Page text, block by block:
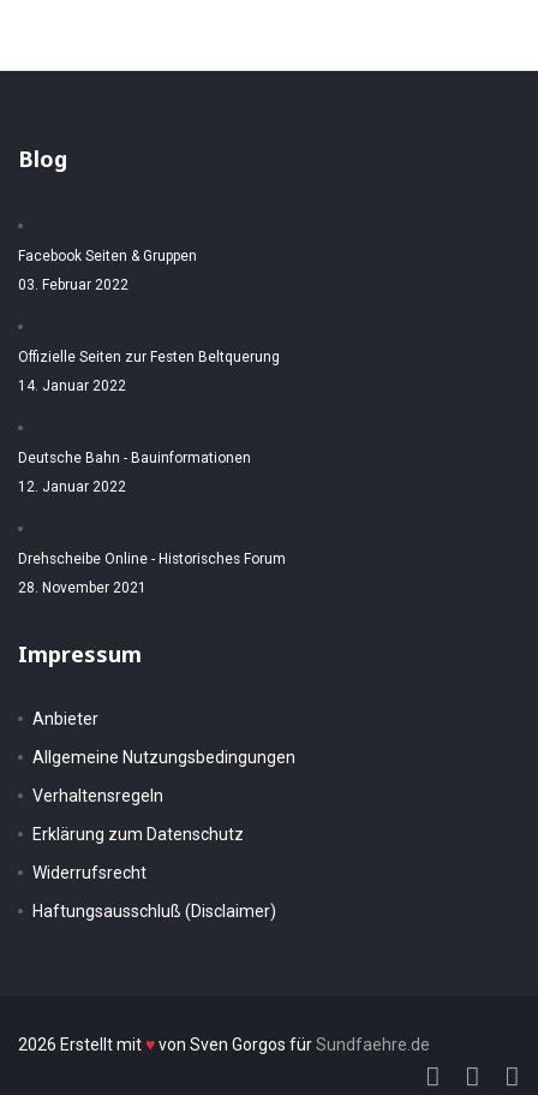
Blog
Facebook Seiten & Gruppen
03. Februar 2022
Offizielle Seiten zur Festen Beltquerung
14. Januar 2022
Deutsche Bahn - Bauinformationen
12. Januar 2022
Drehscheibe Online - Historisches Forum
28. November 2021
Impressum
Anbieter
Allgemeine Nutzungsbedingungen
Verhaltensregeln
Erklärung zum Datenschutz
Widerrufsrecht
Haftungsausschluß (Disclaimer)
2026 Erstellt mit♥von Sven Gorgos fürSundfaehre.de